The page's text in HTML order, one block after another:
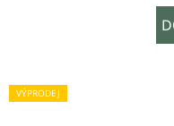
VÝPRODEJ